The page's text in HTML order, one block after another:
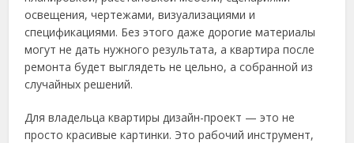
освещения, чертежами, визуализациями и
спецификациями. Без этого даже дорогие материалы
могут не дать нужного результата, а квартира после
ремонта будет выглядеть не цельно, а собранной из
случайных решений.
Для владельца квартиры дизайн-проект — это не
просто красивые картинки. Это рабочий инструмент,